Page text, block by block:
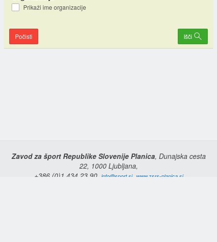
Prikaži ime organizacije
Počisti Išči
Zavod za šport Republike Slovenije Planica, Dunajska cesta
22, 1000 Ljubljana,
+386 (0)1 434 23 90, info@sport.si, www.zsrs-planica.si